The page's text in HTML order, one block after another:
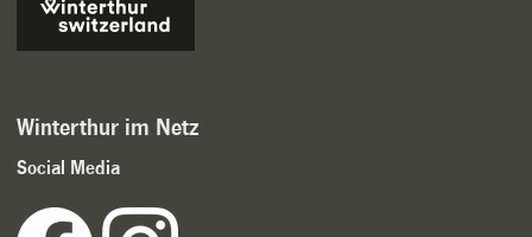
Winterthur im Netz
Social Media